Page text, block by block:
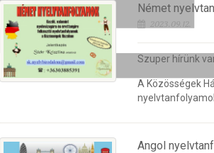
Német
2023.09.12.
Szuper hírünk
A Közösségek
Angol